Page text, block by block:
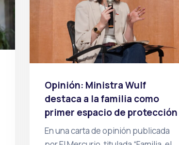
Opinión: Ministra Wulf
destaca a la familia como
primer espacio de protección
En una carta de opinión publicada